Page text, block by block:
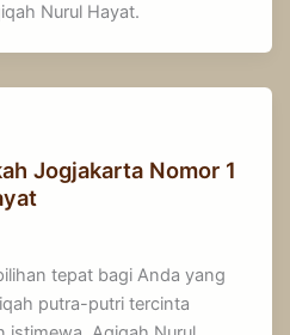
Nurul Hayat.
Jogjakarta Nomor 1
tepat bagi Anda yang
putra-putri tercinta